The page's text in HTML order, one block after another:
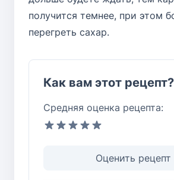
получится темнее, при этом
перегреть сахар.
Как вам этот рецепт?
Средняя оценка рецепта:
Оценить рецепт